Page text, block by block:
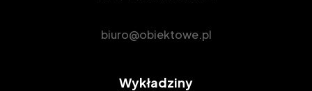
biuro@obiektowe.pl
Wykładziny